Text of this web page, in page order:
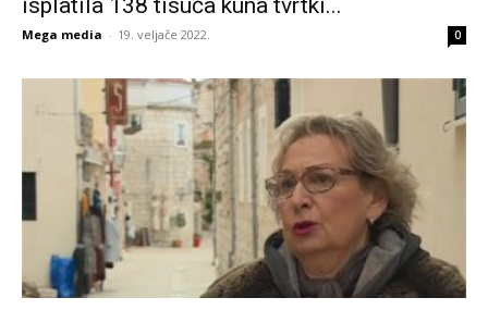
isplatila 138 tisuća kuna tvrtki...
Mega media - 19. veljače 2022. 0